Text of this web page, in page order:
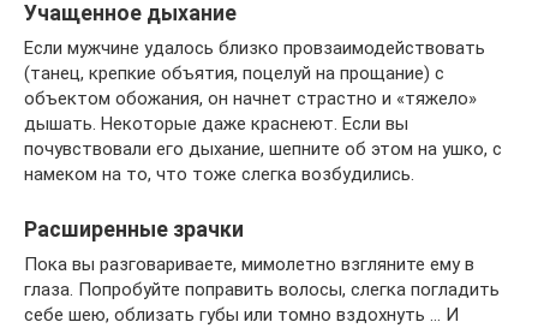
Учащенное дыхание
Если мужчине удалось близко провзаимодействовать
(танец, крепкие объятия, поцелуй на прощание) с
объектом обожания, он начнет страстно и «тяжело»
дышать. Некоторые даже краснеют. Если вы
почувствовали его дыхание, шепните об этом на ушко, с
намеком на то, что тоже слегка возбудились.
Расширенные зрачки
Пока вы разговариваете, мимолетно взгляните ему в
глаза. Попробуйте поправить волосы, слегка погладить
себе шею, облизать губы или томно вздохнуть … И